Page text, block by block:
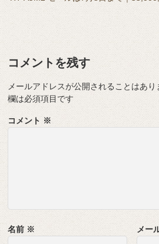
k
er
コメントを残す
メールアドレスが公開されることはあり
欄は必須項目です
コメント ※
名前 ※ メー